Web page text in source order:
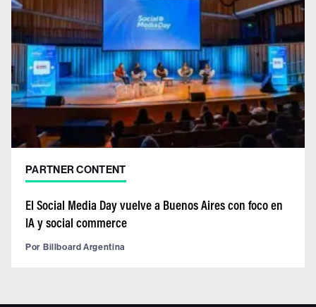
PARTNER CONTENT
El Social Media Day vuelve a Buenos Aires con foco en
IA y social commerce
Por Billboard Argentina